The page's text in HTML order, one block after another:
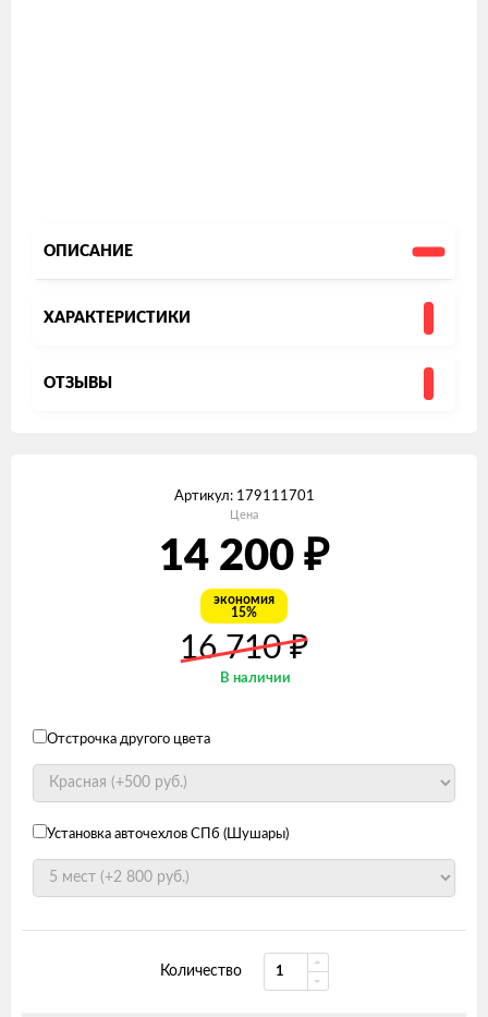
ОПИСАНИЕ
ХАРАКТЕРИСТИКИ
ОТЗЫВЫ
Артикул: 179111701
Цена
14 200 ₽
экономия
15%
16 710₽
В наличии
Отстрочка другого цвета
Установка авточехлов СПб (Шушары)
Количество